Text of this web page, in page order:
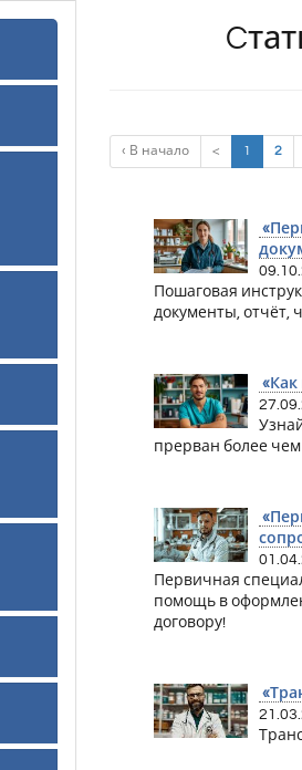
‹ В начало < 1 (current)
2
Пошаговая
документы,
«Как
прерван более
Первичная
помощь в
договору!